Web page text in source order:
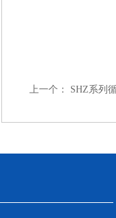
上一个： SHZ系列